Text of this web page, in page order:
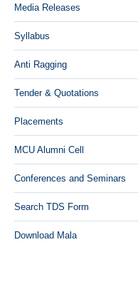
Media Releases
Syllabus
Anti Ragging
Tender & Quotations
Placements
MCU Alumni Cell
Conferences and Seminars
Search TDS Form
Download Mala